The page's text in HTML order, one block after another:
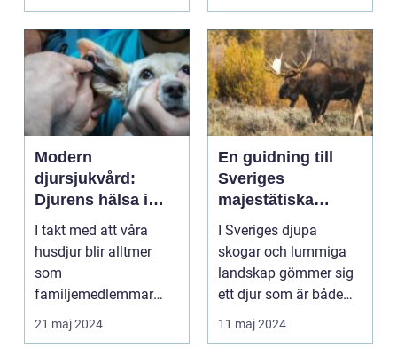
Modern
djursjukvård:
Djurens hälsa i
fokus
I takt med att våra
husdjur blir alltmer
som
familjemedlemmar
ökar även vår me...
21 maj 2024
En guidning till
Sveriges
majestätiska
älgparker
I Sveriges djupa
skogar och lummiga
landskap gömmer sig
ett djur som är både
majest&...
11 maj 2024